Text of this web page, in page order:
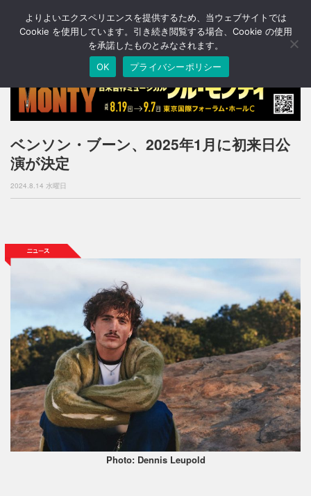
T
o
n
a
v
i
g
o
ベンソン・ブーン、2025年1月に初来日公
演が決定
2024.8.14 水曜日
Photo: Dennis Leupold
よりよいエクスペリエンスを提供するため、当ウェブサイトでは
Cookie を使用しています。引き続き閲覧する場合、Cookie の使用
を承諾したものとみなされます。
OK
プライバシーポリシー